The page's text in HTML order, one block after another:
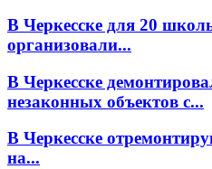
В Черкесске для 20
организовали...
В Черкесске
незаконных объектов с...
В Черкесске
на...